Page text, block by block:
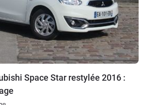
Space Star restylée 2016 :